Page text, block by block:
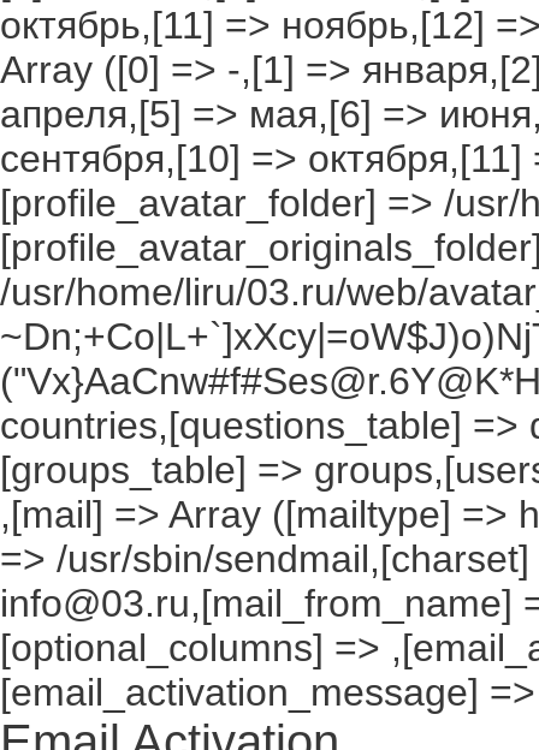
октябрь,[11] => ноябрь,[12]
Array ([0] => -,[1] =>
апреля,[5] => мая,[6] =>
сентября,[10] =>
[profile_avatar_folder] => /
/usr/home/liru/03.ru/web/
countries,[questions_table]
[groups_table] =>
,[mail] => Array ([mailtype] =>
=> /usr/sbin/
info@03.ru,[mail_from_name]
[optional_columns] =>
[email_activation_message] =>